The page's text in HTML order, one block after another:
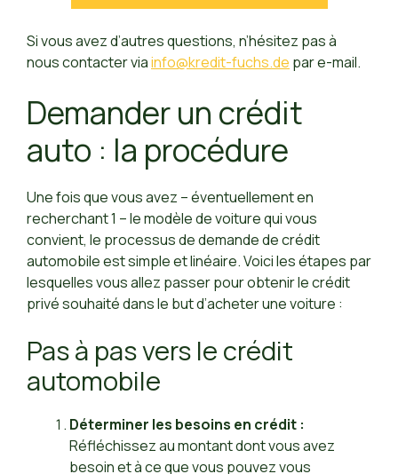
Si vous avez d’autres questions, n’hésitez pas à
nous contacter viainfo@kredit-fuchs.de par e-mail.
Demander un crédit
auto : la procédure
Une fois que vous avez – éventuellement en
recherchant 1 – le modèle de voiture qui vous
convient, le processus de demande de crédit
automobile est simple et linéaire. Voici les étapes par
lesquelles vous allez passer pour obtenir le crédit
privé souhaité dans le but d’acheter une voiture :
Pas à pas vers le crédit
automobile
Déterminer les besoins en crédit :
Réfléchissez au montant dont vous avez
besoin et à ce que vous pouvez vous